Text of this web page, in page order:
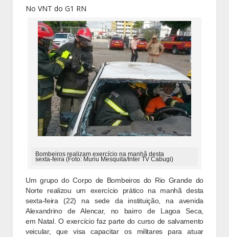
No VNT do G1 RN
Bombeiros realizam exercício na manhã desta
sexta-feira (Foto: Muriu Mesquita/Inter TV Cabugi)
Um grupo do Corpo de Bombeiros do Rio Grande do
Norte realizou um exercício prático na manhã desta
sexta-feira (22) na sede da instituição, na avenida
Alexandrino de Alencar, no bairro de Lagoa Seca,
em Natal. O exercício faz parte do curso de salvamento
veicular, que visa capacitar os militares para atuar